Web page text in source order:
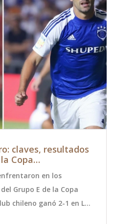
claves, resultados
Copa
en los
Grupo E de la Copa
chileno ganó 2-1 en La